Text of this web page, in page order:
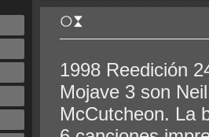
1998 Reedición
Mojave 3 son
McCutcheon. La